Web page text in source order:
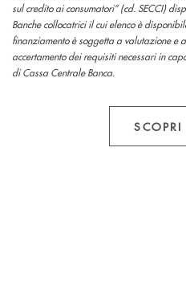
sul credito ai consumatori” (cd. SECCI)
Banche collocatrici il cui elenco è
finanziamento è soggetta a valutazione e
accertamento dei requisiti necessari in
di Cassa Centrale Banca.
SCOPRI